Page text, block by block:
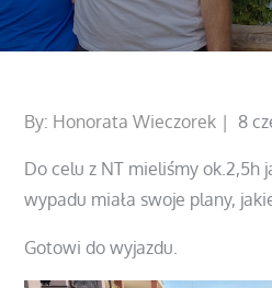
By: Honorata Wieczorek 8
Do celu z NT mieliśmy ok.2,5h
wypadu miała swoje plany,
Gotowi do wyjazdu.